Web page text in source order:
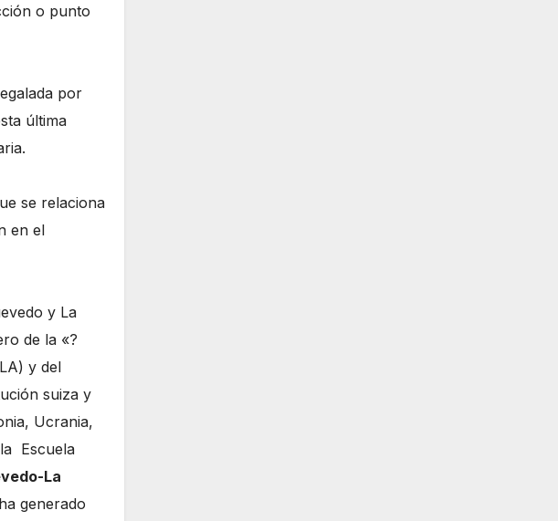
o punto
por
última
se relaciona
en el
y La
de la «?
y del
suiza y
Ucrania,
Escuela
La
generado